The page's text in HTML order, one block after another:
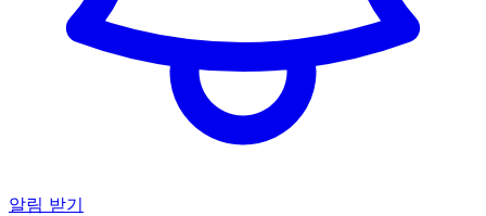
알림 받기